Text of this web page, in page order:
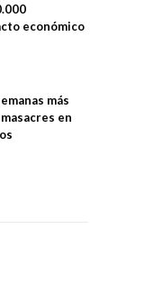
económico
más
en